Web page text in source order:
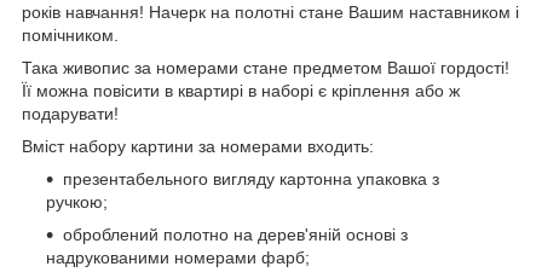
років навчання! Начерк на полотні стане Вашим наставником і
помічником.
Така живопис за номерами стане предметом Вашої гордості!
Її можна повісити в квартирі в наборі є кріплення або ж
подарувати!
Вміст набору картини за номерами входить:
презентабельного вигляду картонна упаковка з
ручкою;
оброблений полотно на дерев'яній основі з
надрукованими номерами фарб;